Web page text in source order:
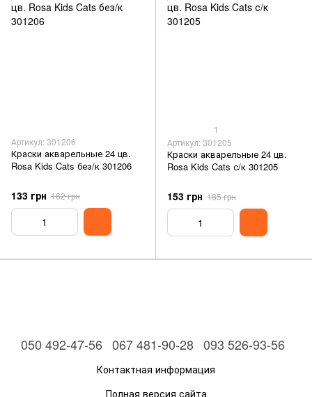
Артикул: 301206
Краски акварельные 24 цв.
Rosa Kids Cats без/к 301206
133 грн 162 грн
1
Артикул: 301205
Краски акварельные 24 цв.
Rosa Kids Cats с/к 301205
153 грн 185 грн
050 492-47-56 067 481-90-28 093 526-93-56
Контактная информация
Полная версия сайта